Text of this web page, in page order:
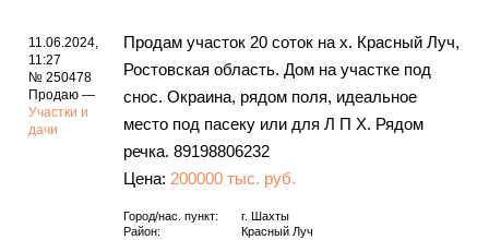
Фотогалерея
11.06.2024,
11:27
№ 250478
Продаю —
Участки и
дачи
Продам участок 20 соток на х. Красный Луч,
Ростовская область. Дом на участке под
снос. Окраина, рядом поля, идеальное
место под пасеку или для Л П Х. Рядом
речка. 89198806232
Цена: 200000 тыс. руб.
Город/нас. пункт: г.
Шахты
Район:
Красный Луч